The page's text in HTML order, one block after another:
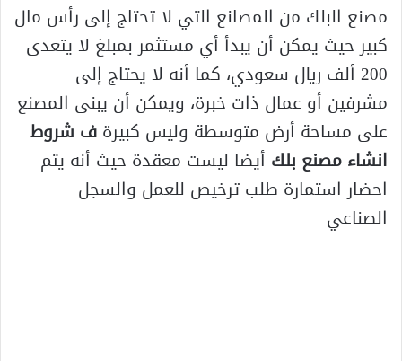
مصنع البلك من المصانع التي لا تحتاج إلى رأس مال
كبير حيث يمكن أن يبدأ أي مستثمر بمبلغ لا يتعدى
200 ألف ريال سعودي، كما أنه لا يحتاج إلى
مشرفين أو عمال ذات خبرة، ويمكن أن يبنى المصنع
على مساحة أرض متوسطة وليس كبيرةف شروط
انشاء مصنع بلك أيضا ليست معقدة حيث أنه يتم
احضار استمارة طلب ترخيص للعمل والسجل
الصناعي